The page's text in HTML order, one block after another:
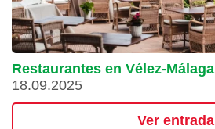
Restaurantes en Vélez-Málaga
18.09.2025
Ver entrada